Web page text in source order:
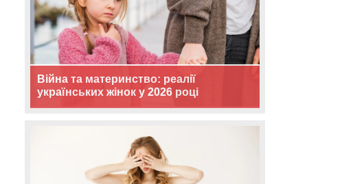
Війна та материнство: реалії
українських жінок у 2026 році